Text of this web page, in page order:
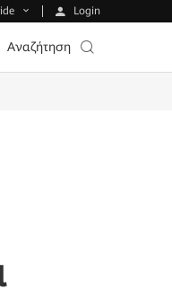
Login
Αναζήτηση